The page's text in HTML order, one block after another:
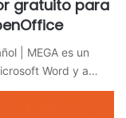
gratuito para
| MEGA es un
Word y a…